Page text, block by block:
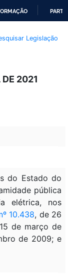
Legislação
DE 2021
do Estado do
pública
elétrica, nos
10.438, de 26
de março de
de 2009; e